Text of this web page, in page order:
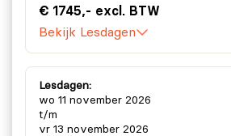
€ 1745,- excl. BTW
Bekijk Lesdagen
Lesdagen:
wo 11 november 2026
t/m
vr 13 november 2026